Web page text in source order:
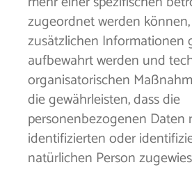
zugeordnet werden
zusätzlichen Informationen
aufbewahrt werden und
organisatorischen
die gewährleisten, dass die
personenbezogenen Daten
identifizierten oder
natürlichen Person